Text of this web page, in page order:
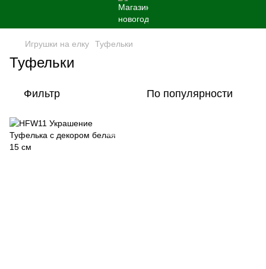
Игрушки на елку Туфельки
Туфельки
Фильтр По популярности